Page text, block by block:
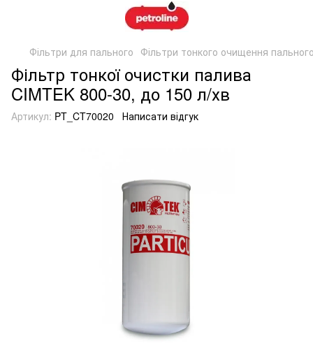
Фільтри для пального Фільтри тонкого очищення
Фільтр тонкої очистки палива
CIMTEK 800-30, до 150 л/хв
Артикул: PT_CT70020 Написати відгук